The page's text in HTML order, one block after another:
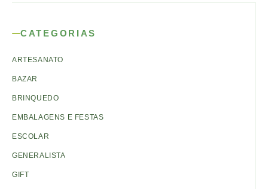
CATEGORIAS
ARTESANATO
BAZAR
BRINQUEDO
EMBALAGENS E FESTAS
ESCOLAR
GENERALISTA
GIFT